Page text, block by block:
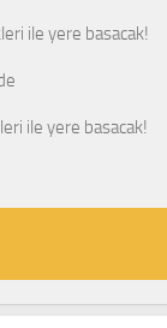
ile yere basacak!
ile yere basacak!